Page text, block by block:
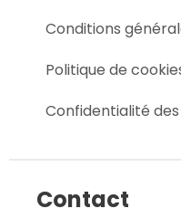
Conditions
Politique de
Confidentialité
Contact